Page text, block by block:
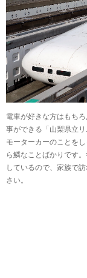
電車が好きな方はもち
事ができる「山梨県立
モーターカーのことを
ら鱗なことばかりです
しているので、家族で
さい。